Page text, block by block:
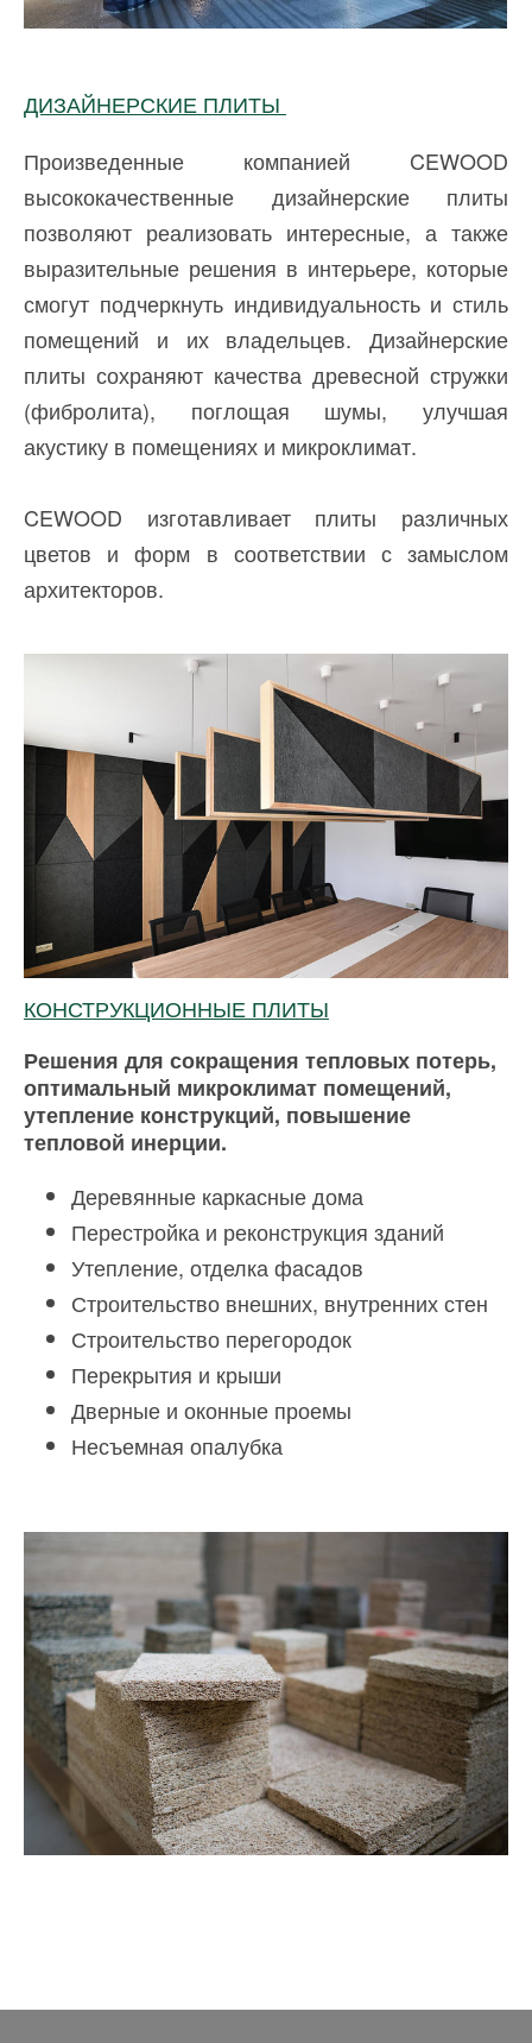
ДИЗАЙНЕРСКИЕ ПЛИТЫ
Произведенные компанией CEWOOD
высококачественные дизайнерские плиты
позволяют реализовать интересные, а также
выразительные решения в интерьере, которые
смогут подчеркнуть индивидуальность и стиль
помещений и их владельцев. Дизайнерские
плиты сохраняют качества древесной стружки
(фибролита), поглощая шумы, улучшая
акустику в помещениях и микроклимат.
CEWOOD изготавливает плиты различных
цветов и форм в соответствии с замыслом
архитекторов.
КОНСТРУКЦИОННЫЕ ПЛИТЫ
Решения для сокращения тепловых потерь,
оптимальный микроклимат помещений,
утепление конструкций, повышение
тепловой инерции.
Деревянные каркасные дома
Перестройка и реконструкция зданий
Утепление, отделка фасадов
Строительство внешних, внутренних стен
Строительство перегородок
Перекрытия и крыши
Дверные и оконные проемы
Несъемная опалубка